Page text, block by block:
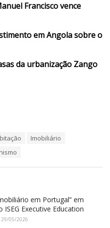
Francisco vence
em Angola sobre o
da urbanização Zango
Imobiliário
em Portugal” em
ISEG Executive Education
29/05/2026